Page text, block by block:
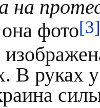
на
фото[3]
В руках у